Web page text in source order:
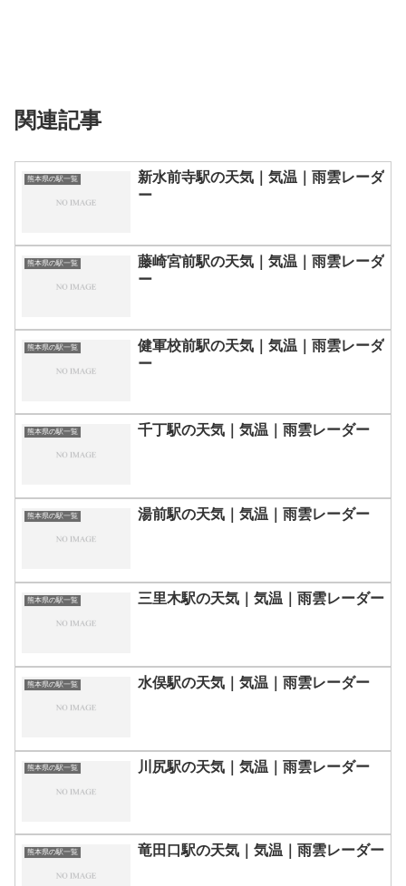
関連記事
熊本県の駅一覧
新水前寺駅の天気｜気温｜雨雲レーダ
ー
熊本県の駅一覧
藤崎宮前駅の天気｜気温｜雨雲レーダ
ー
熊本県の駅一覧
健軍校前駅の天気｜気温｜雨雲レーダ
ー
熊本県の駅一覧 千丁駅の天気｜気温｜雨雲レーダー
熊本県の駅一覧 湯前駅の天気｜気温｜雨雲レーダー
熊本県の駅一覧 三里木駅の天気｜気温｜雨雲レーダー
熊本県の駅一覧 水俣駅の天気｜気温｜雨雲レーダー
熊本県の駅一覧 川尻駅の天気｜気温｜雨雲レーダー
熊本県の駅一覧 竜田口駅の天気｜気温｜雨雲レーダー